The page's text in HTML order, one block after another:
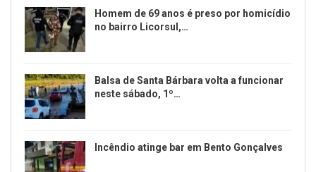
Homem de 69 anos é preso por homicídio
no bairro Licorsul,…
Balsa de Santa Bárbara volta a funcionar
neste sábado, 1º…
Incêndio atinge bar em Bento Gonçalves